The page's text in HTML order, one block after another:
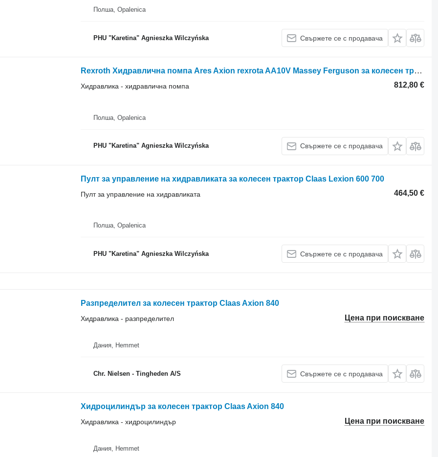
Полша, Opalenica
PHU "Karetina" Agnieszka Wilczyńska Свържете се с продавача
Rexroth Хидравлична помпа Ares Axion rexrota AA10V Massey Ferguson за колесен трактор Claas Ares Axion
812,80 €
Хидравлика - хидравлична помпа
Полша, Opalenica
PHU "Karetina" Agnieszka Wilczyńska Свържете се с продавача
Пулт за управление на хидравликата за колесен трактор Claas Lexion 600 700
464,50 €
Пулт за управление на хидравликата
Полша, Opalenica
PHU "Karetina" Agnieszka Wilczyńska Свържете се с продавача
Разпределител за колесен трактор Claas Axion 840
Цена при поискване
Хидравлика - разпределител
Дания, Hemmet
Chr. Nielsen - Tingheden A/S Свържете се с продавача
Хидроцилиндър за колесен трактор Claas Axion 840
Цена при поискване
Хидравлика - хидроцилиндър
Дания, Hemmet